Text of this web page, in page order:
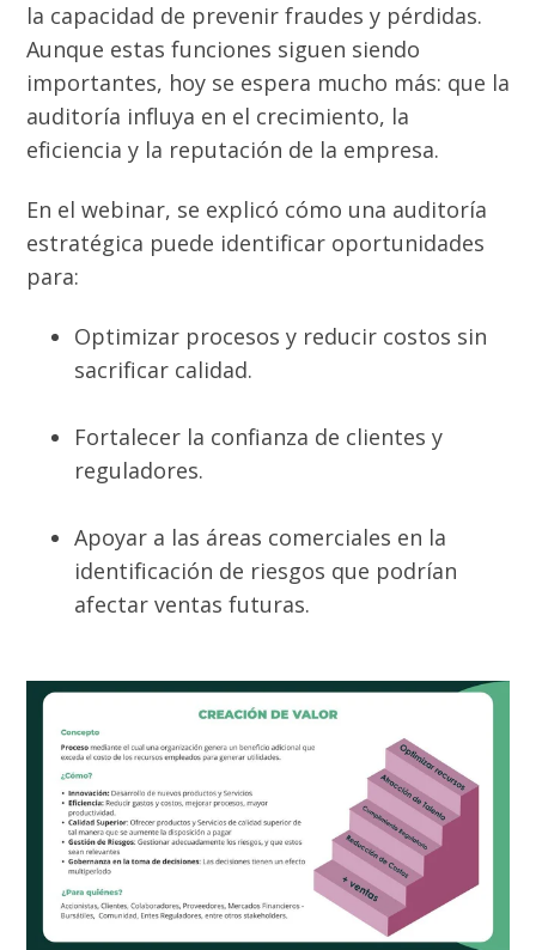
la capacidad de prevenir fraudes y pérdidas.
Aunque estas funciones siguen siendo
importantes, hoy se espera mucho más: que la
auditoría influya en el crecimiento, la
eficiencia y la reputación de la empresa.
En el webinar, se explicó cómo una auditoría
estratégica puede identificar oportunidades
para:
Optimizar procesos y reducir costos sin
sacrificar calidad.
Fortalecer la confianza de clientes y
reguladores.
Apoyar a las áreas comerciales en la
identificación de riesgos que podrían
afectar ventas futuras.